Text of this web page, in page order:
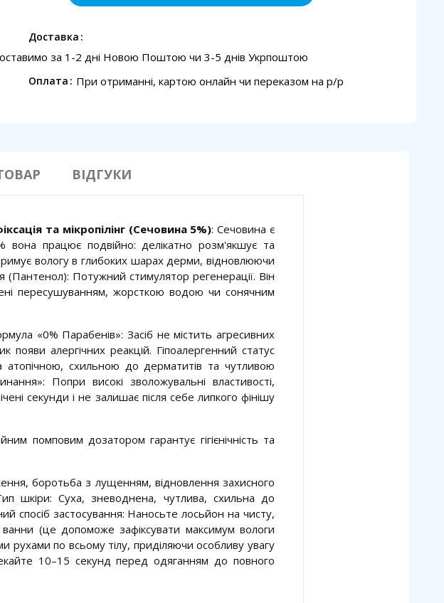
Доставка
за 1-2 дні Новою Поштою чи 3-5 днів Укрпоштою
Оплата При отриманні, картою онлайн чи переказом на p/p
ВІДГУКИ
та мікропілінг (Сечовина 5%): Сечовина є
вона працює подвійно: делікатно розм'якшує та
вологу в глибоких шарах дерми, відновлюючи
(Пантенол): Потужний стимулятор регенерації. Він
пересушуванням, жорсткою водою чи сонячним
«0% Парабенів»: Засіб не містить агресивних
появи алергічних реакцій. Гіпоалергенний статус
схильною до дерматитів та чутливою
Попри високі зволожувальні властивості,
секунди і не залишає після себе липкого фінішу
помповим дозатором гарантує гігієнічність та
боротьба з лущенням, відновлення захисного
шкіри: Суха, зневоднена, чутлива, схильна до
спосіб застосування: Наносьте лосьйон на чисту,
(це допоможе зафіксувати максимум вологи
рухами по всьому тілу, приділяючи особливу увагу
10–15 секунд перед одяганням до повного